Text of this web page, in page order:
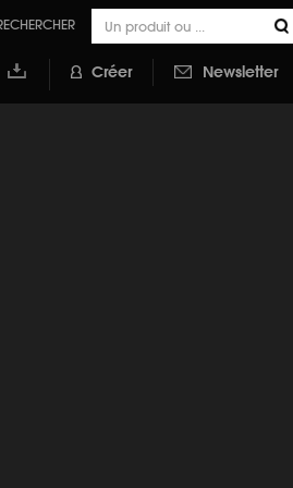
Créer Newsletter